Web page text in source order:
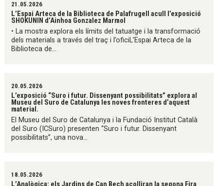
21.05.2026
L’Espai Arteca de la Biblioteca de Palafrugell acull l’exposició
SHOKUNIN d’Ainhoa Gonzalez Marmol
• La mostra explora els límits del tatuatge i la transformació
dels materials a través del traç i l’oficiL’Espai Arteca de la
Biblioteca de...
20.05.2026
L’exposició “Suro i futur. Dissenyant possibilitats” explora al
Museu del Suro de Catalunya les noves fronteres d’aquest
material.
El Museu del Suro de Catalunya i la Fundació Institut Català
del Suro (ICSuro) presenten “Suro i futur. Dissenyant
possibilitats”, una nova...
18.05.2026
L’Analògica: els Jardins de Can Bech acolliran la segona Fira